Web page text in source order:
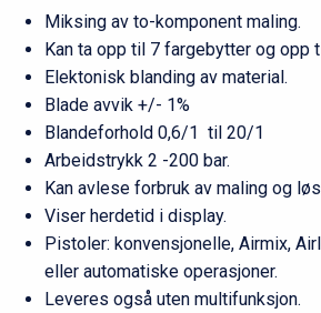
Miksing av to-komponent maling.
Kan ta opp til 7 fargebytter og opp
Elektonisk blanding av material.
Blade avvik +/- 1%
Blandeforhold 0,6/1 til 20/1
Arbeidstrykk 2 -200 bar.
Kan avlese forbruk av maling og
Viser herdetid i display.
Pistoler: konvensjonelle, Airmix,
eller automatiske operasjoner.
Leveres også uten multifunksjon.